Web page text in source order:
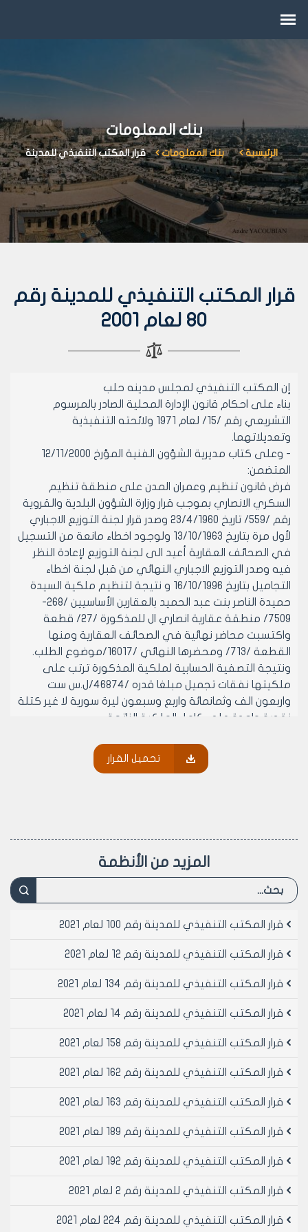
بنك المعلومات
الرئيسية بنك المعلومات قرار المكتب التنفيذي للمدينة
قرار المكتب التنفيذي للمدينة رقم
80 لعام 2001
إن المكتب التنفيذي لمجلس مدينه حلب
بناء على احكام قانون الإدارة المحلية الصادر بالمرسوم
التشريعي رقم /15/ لعام 1971 ولائحته التنفيذية
وتعديلاتهما.
- وعلى كتاب مديرية الشؤون الفنية المؤرخ 12/11/2000
المتضمن:
فرض قانون تنظيم وعمران المدن على منطقة تنظيم
السكري الانصاري بموجب قرار وزارة الشؤون البلدية والقروية
رقم /559/ تاريخ 23/4/1960 وصدر قرار لجنة التوزيع الاجباري
لأول مرة بتاريخ 13/10/1963 ولوجود اخطاء مانعة من التسجيل
في الصحائف العقارية أعيد الى لجنة التوزيع لإعادة النظر
فيه وصدر التوزيع الاجباري النهائي من قبل لجنة اخطاء
التجاميل بتاريخ 16/10/1996 و نتيجة لتنظيم ملكية السيدة
حميدة الناصر بنت عبد الحميد بالعقارين الأساسيين /268-
7509/ منطقة عقارية انصاري ال للمذكورة /27/ قطعة
واكتسبت محاضر نهائية في الصحائف العقارية ومنها
القطعة /713/ ومحضرها النهائي /16017/موضوع الطلب.
ونتيجة التصفية الحسابية لملكية المذكورة ترتب على
ملكيتها نفقات تجميل مبلغا قدره /46874/ل.س ست
واربعون الف وثمانمائة واربع وسبعون ليرة سورية لا غير كتلة
نقدية واحدة على كامل الملكية الناتجة.
وتمكيناً لهم من تسجيل هذه البيوع في الصحائف العقارية
يرغبون بتصفية ذمة قطعهم ورفع الاشارات الموجودة على
عدة اشخاص في ظل التنظيم بإبراز صكوك توكيل خاصة
بالعدل ومنحوا بيانات تجميل في هذه القطع تخولهم
البيانات المرفقة).
يرجى الاطلاع والإحالة الى المكتب التنفيذي لإعادة النظر
والتي تنص (لرئيس الجهة الإدارية- بعد استطلاع رأي
هذا القانون و اتخاذ جميع التدابير اللازمة لتنفيذ بما لا يتعارض
- وعلى تقرير عضوي المكتب التنفيذي المهندسين احمد
بناء على احالة المكتب التنفيذي لمجلس المدينة بجلسته
المنعقدة بتاريخ 13/12/2000 حول طلب الفنية اعادة النظر
بعد موافقته على تقسيم نفقات التنظيم المترتبة على
الاضبارة ومناقشة محاسبة التنظيم ودائرة الجباية نوضح لكم
1- يستوجب تحصيل اموال المناطق الخاضعة للتنظيم وفق
2- على دائرة التنظيم عدم منح اي بيان تجميل او براءة ذمة
تحميل القرار
المزيد من الأنظمة
قرار المكتب التنفيذي للمدينة رقم 100 لعام 2021
قرار المكتب التنفيذي للمدينة رقم 12 لعام 2021
قرار المكتب التنفيذي للمدينة رقم 134 لعام 2021
قرار المكتب التنفيذي للمدينة رقم 14 لعام 2021
قرار المكتب التنفيذي للمدينة رقم 158 لعام 2021
قرار المكتب التنفيذي للمدينة رقم 162 لعام 2021
قرار المكتب التنفيذي للمدينة رقم 163 لعام 2021
قرار المكتب التنفيذي للمدينة رقم 189 لعام 2021
قرار المكتب التنفيذي للمدينة رقم 192 لعام 2021
قرار المكتب التنفيذي للمدينة رقم 2 لعام 2021
قرار المكتب التنفيذي للمدينة رقم 224 لعام 2021